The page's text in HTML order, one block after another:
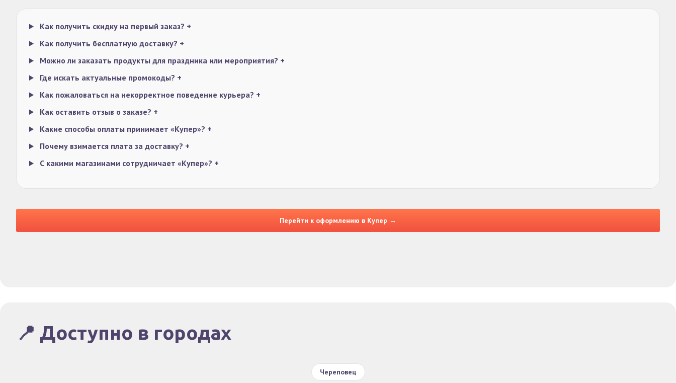
Как получить скидку на первый заказ? +
Как получить бесплатную доставку? +
Можно ли заказать продукты для праздника или мероприятия? +
Где искать актуальные промокоды? +
Как пожаловаться на некорректное поведение курьера? +
Как оставить отзыв о заказе? +
Какие способы оплаты принимает «Купер»? +
Почему взимается плата за доставку? +
С какими магазинами сотрудничает «Купер»? +
Перейти к оформлению в Купер →
📍 Доступно в городах
Череповец